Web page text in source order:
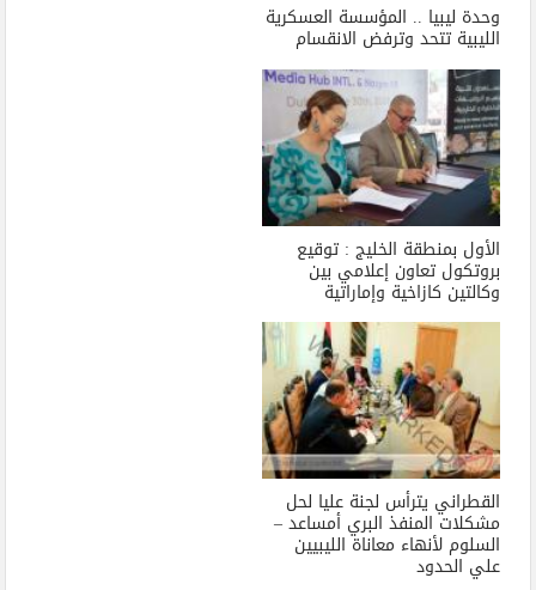
وحدة ليبيا .. المؤسسة العسكرية
الليبية تتحد وترفض الانقسام
الأول بمنطقة الخليج : توقيع
بروتكول تعاون إعلامي بين
وكالتين كازاخية وإماراتية
القطراني يترأس لجنة عليا لحل
مشكلات المنفذ البري أمساعد –
السلوم لأنهاء معاناة الليبيين
علي الحدود